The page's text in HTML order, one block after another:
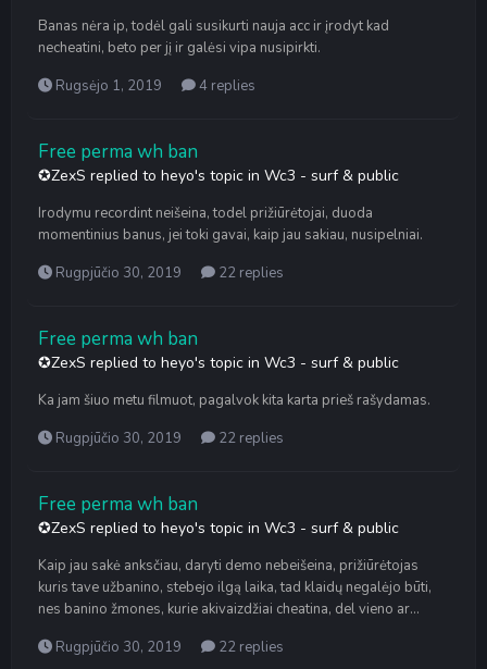
Banas nėra ip, todėl gali susikurti nauja acc ir įrodyt kad
necheatini, beto per jį ir galėsi vipa nusipirkti.
Rugsėjo 1, 2019
4 replies
Free perma wh ban
✪ZexS replied to heyo's topic in Wc3 - surf & public
Irodymu recordint neišeina, todel prižiūrėtojai, duoda
momentinius banus, jei toki gavai, kaip jau sakiau, nusipelniai.
Rugpjūčio 30, 2019
22 replies
Free perma wh ban
✪ZexS replied to heyo's topic in Wc3 - surf & public
Ka jam šiuo metu filmuot, pagalvok kita karta prieš rašydamas.
Rugpjūčio 30, 2019
22 replies
Free perma wh ban
✪ZexS replied to heyo's topic in Wc3 - surf & public
Kaip jau sakė anksčiau, daryti demo nebeišeina, prižiūrėtojas
kuris tave užbanino, stebejo ilgą laika, tad klaidų negalėjo būti,
nes banino žmones, kurie akivaizdžiai cheatina, del vieno ar...
Rugpjūčio 30, 2019
22 replies